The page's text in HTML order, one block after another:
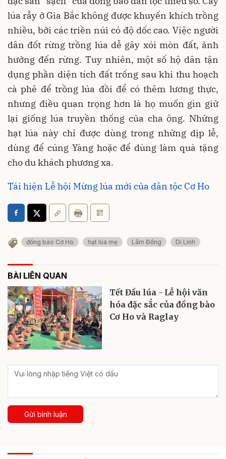
lúa rẫy ở Gia Bắc không được khuyến khích trồng
nhiều, bởi các triền núi có độ dốc cao. Việc người
dân đốt rừng trồng lúa dễ gây xói mòn đất, ảnh
hưởng đến rừng. Tuy nhiên, một số hộ dân tận
dụng phần diện tích đất trống sau khi thu hoạch
cà phê để trồng lúa đồi để có thêm lương thực,
nhưng điều quan trọng hơn là họ muốn gìn giữ
lại giống lúa truyền thống của cha ông. Những
hạt lúa này chỉ được dùng trong những dịp lễ,
dùng để cúng Yàng hoặc để dùng làm quà tặng
cho du khách phương xa.
Tái hiện Lễ hội Mừng lúa mới của dân tộc Cơ Ho
đồng bào Cơ Ho hạt lúa mẹ Lâm Đồng Di Linh
BÀI LIÊN QUAN
Tết Đầu lúa - Lễ hội văn
hóa đặc sắc của đồng bào
Cơ Ho và Raglay
Gửi bình luận